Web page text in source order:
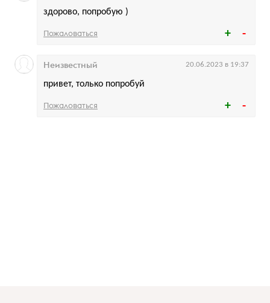
здорово, попробую )
Пожаловаться
привет, только попробуй
Неизвестный 20.06.2023 в 19:37
Пожаловаться